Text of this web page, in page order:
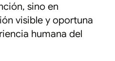
sino en
visible y oportuna
humana del